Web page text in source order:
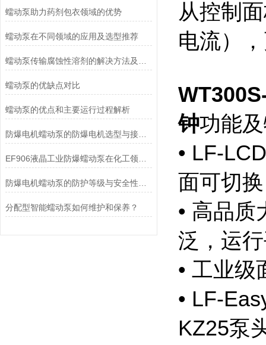
蠕动泵助力药剂包衣领域的优势
蠕动泵在不同领域的应用及选型推荐
蠕动泵的优缺点对比
蠕动泵的优点和主要运行过程解析
防爆电机蠕动泵的防爆电机选型与接线要求
分配型智能蠕动泵如何维护和保养？
从控制
电流）
钟功能
• LF-
面可切
• 高品
泛，运
• 工业级
• LF-
KZ25泵